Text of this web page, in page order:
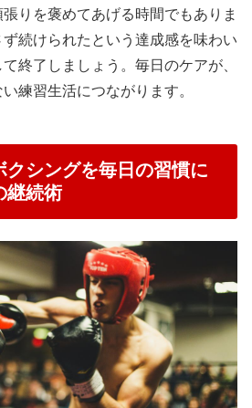
りを褒めてあげる時間でもありま
続けられたという達成感を味わい
終了しましょう。毎日のケアが、
練習生活につながります。
クシングを毎日の習慣に
継続術